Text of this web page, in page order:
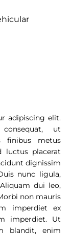
adipiscing elit.
ut
finibus metus
luctus placerat
dignissim
nunc ligula,
dui leo,
non mauris
imperdiet ex
imperdiet. Ut
blandit, enim